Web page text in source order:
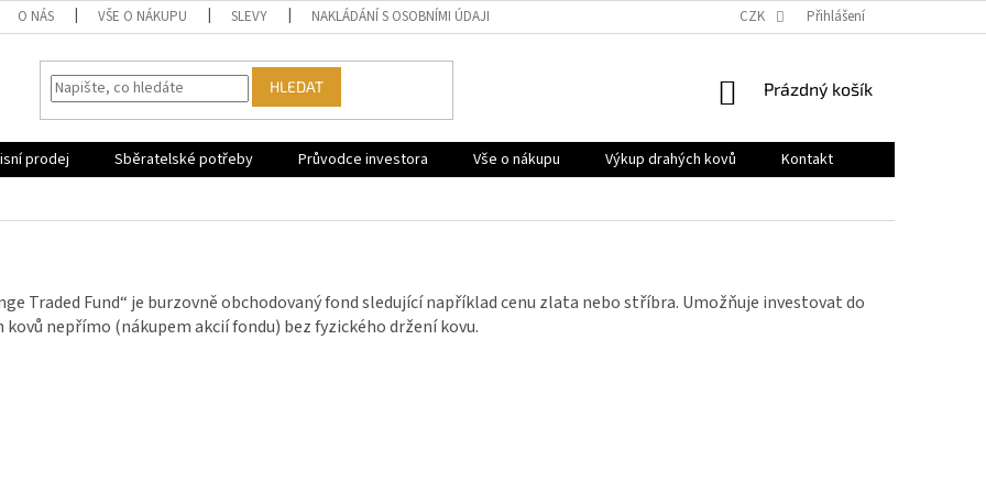
O NÁS VŠE O NÁKUPU SLEVY NAKLÁDÁNÍ S OSOBNÍMI ÚDAJI PRODÁVANÉ ZNAČKY
CZK Přihlášení
HLEDAT
NÁKUPNÍ
Prázdný košík
prodej Sběratelské potřeby Průvodce investora Vše o nákupu Výkup drahých kovů
Kontakt
Traded Fund“ je burzovně obchodovaný fond sledující například cenu zlata nebo stříbra. Umožňuje investovat do
kovů nepřímo (nákupem akcií fondu) bez fyzického držení kovu.